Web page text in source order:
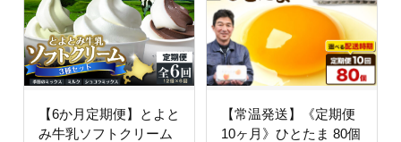
【6か月定期便】とよと
み牛乳ソフトクリーム
【常温発送】《定期便
10ヶ月》ひとたま 80個